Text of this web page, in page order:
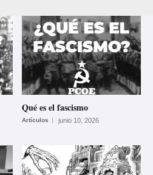
Qué es el fascismo
Artículos junio 10, 2026